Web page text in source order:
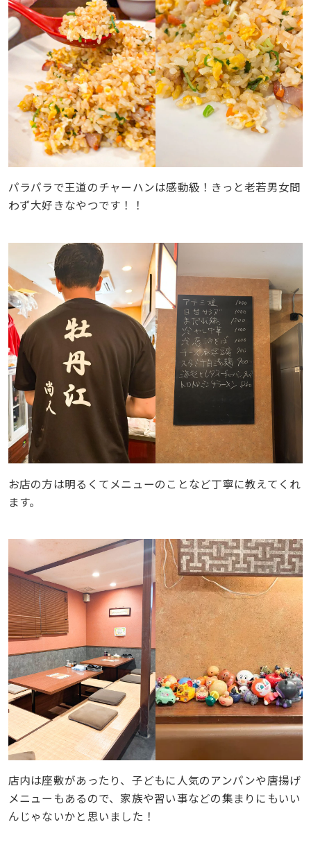
パラパラで王道のチャーハンは感動級！きっと老若男女問
わず大好きなやつです！！
お店の方は明るくてメニューのことなど丁寧に教えてくれ
ます。
店内は座敷があったり、子どもに人気のアンパンや唐揚げ
メニューもあるので、家族や習い事などの集まりにもいい
んじゃないかと思いました！